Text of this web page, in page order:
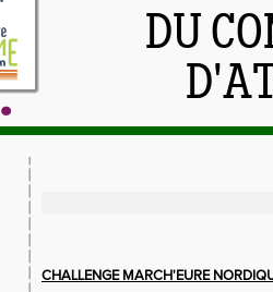
DU
CHALLENGE MARCH'EURE